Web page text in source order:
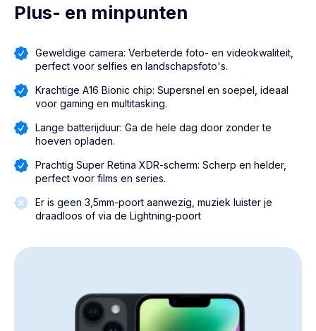
Plus- en minpunten
Geweldige camera: Verbeterde foto- en videokwaliteit,
perfect voor selfies en landschapsfoto's.
Krachtige A16 Bionic chip: Supersnel en soepel, ideaal
voor gaming en multitasking.
Lange batterijduur: Ga de hele dag door zonder te
hoeven opladen.
Prachtig Super Retina XDR-scherm: Scherp en helder,
perfect voor films en series.
Er is geen 3,5mm-poort aanwezig, muziek luister je
draadloos of via de Lightning-poort